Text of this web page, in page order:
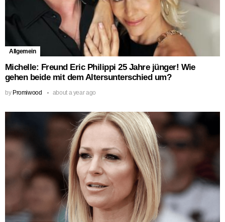
Allgemein
Michelle: Freund Eric Philippi 25 Jahre jünger! Wie
gehen beide mit dem Altersunterschied um?
by Promiwood about a year ago